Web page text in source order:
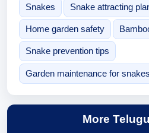
Snakes Snake attracting
Home garden safety
Snake prevention tips
Garden maintenance for snakes
More